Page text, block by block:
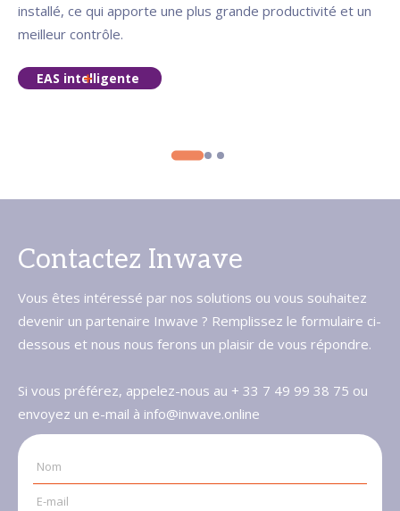
installé, ce qui apporte une plus grande productivité et un
meilleur contrôle.
EAS intelligente
Contactez Inwave
Vous êtes intéressé par nos solutions ou vous souhaitez
devenir un partenaire Inwave ? Remplissez le formulaire ci-
dessous et nous nous ferons un plaisir de vous répondre.
Si vous préférez, appelez-nous au + 33 7 49 99 38 75 ou
envoyez un e-mail à info@inwave.online
Nom
E-mail